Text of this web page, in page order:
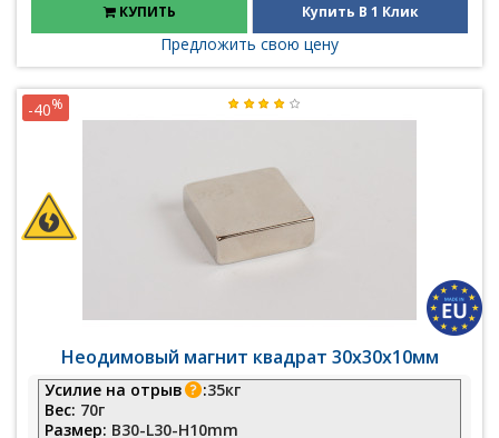
КУПИТЬ Купить В 1 Клик
Предложить свою цену
Неодимовый магнит квадрат 30х30х10мм
Усилие на отрыв :35кг
Вес: 70г
Размер: B30-L30-H10mm
-40%